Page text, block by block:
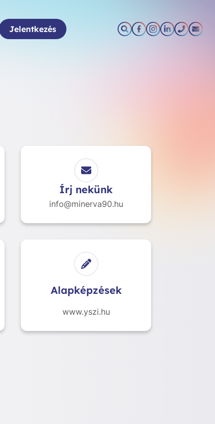
Jelentkezés
Írj nekünk
info@minerva90.hu
Alapképzések
www.yszi.hu